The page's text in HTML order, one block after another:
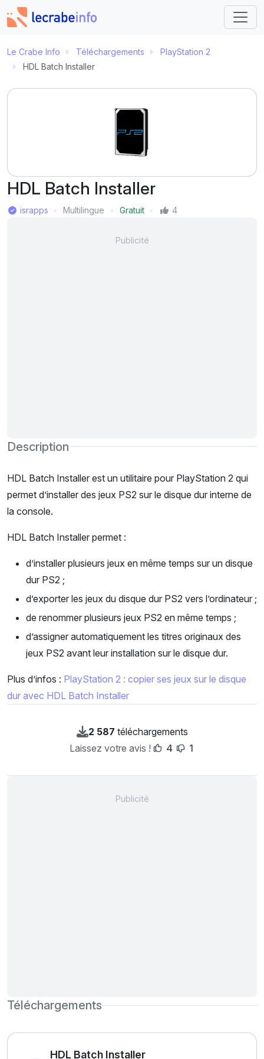
Le Crabe Info Téléchargements
PlayStation 2
HDL Batch Installer
HDL Batch Installer
Éditeur
israpps
Multilingue
Gratuit
4
Description
HDL Batch Installer est un utilitaire pour PlayStation 2 qui
permet d’installer des jeux PS2 sur le disque dur interne de
la console.
HDL Batch Installer permet :
d’installer plusieurs jeux en même temps sur un disque
dur PS2 ;
d’exporter les jeux du disque dur PS2 vers l’ordinateur ;
de renommer plusieurs jeux PS2 en même temps ;
d’assigner automatiquement les titres originaux des
jeux PS2 avant leur installation sur le disque dur.
Plus d’infos : PlayStation 2 : copier ses jeux sur le disque
dur avec HDL Batch Installer
2 587 téléchargements
Laissez votre avis !
4 1
Téléchargements
HDL Batch Installer